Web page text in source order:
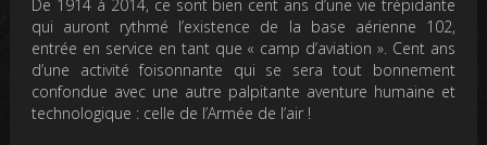
De 1914 à 2014, ce sont bien cent ans d’une vie trépidante
qui auront rythmé l’existence de la base aérienne 102,
entrée en service en tant que « camp d’aviation ». Cent ans
d’une activité foisonnante qui se sera tout bonnement
confondue avec une autre palpitante aventure humaine et
technologique : celle de l’Armée de l’air !